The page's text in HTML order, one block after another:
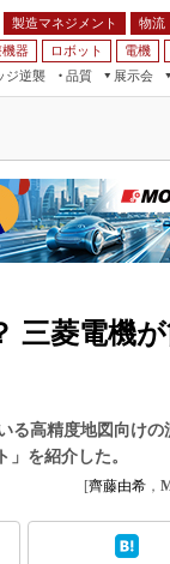
製造マネジメント 物流
器 ロボット 電機
ジ逆襲 品質
展示会
ーティング
ョン展
ービス
技術
発
マネジメント
リティ
三菱電機
る高精度地図向けの
を紹介した。
[齊藤由希 ，